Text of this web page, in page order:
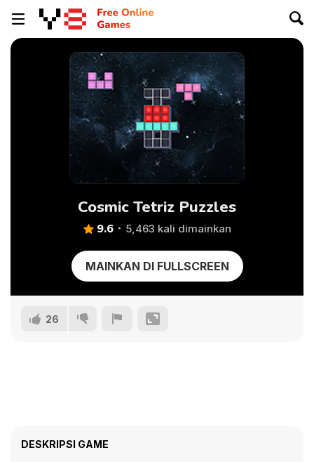
Cosmic Tetriz Puzzles
9.6 5,463 kali dimainkan
MAINKAN DI FULLSCREEN
26
DESKRIPSI GAME